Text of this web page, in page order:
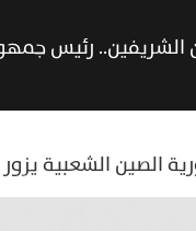
رئيس
الصين الشعبية